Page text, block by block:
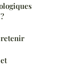
retenir